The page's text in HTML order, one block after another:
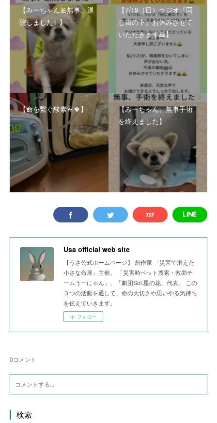
【みーちゃん🎀無事、退
院しました✨】
【7/19（日）ラジオ『同
じ宙の下』お休みさせて
いただきます🙇】
【命を繋ぐ酸素室🍀】
【みーちゃん、無事手術
を終えました】
Usa official web site
【うさ公式ホームページ】 創作家 「災害で消えた
小さな命展」主催。 「災害時ペット捜索・救助チ
ームうーにゃん」、「劇団Sol.星の花」代表。 この
３つの活動を通して、命の大切さや思いやる気持ち
を伝えていきます。
フォロー
0コメント
検索